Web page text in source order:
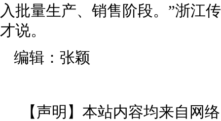
入批量生产、销售阶段。”浙江
才说。
编辑：张颖
【声明】本站内容均来自网